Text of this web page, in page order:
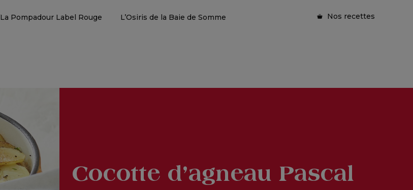
La Pompadour Label Rouge L’Osiris de la Baie de Somme Nos recettes
Cocotte d’agneau Pascal